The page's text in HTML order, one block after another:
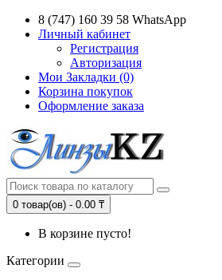
8 (747) 160 39 58 WhatsApp
Личный кабинет
Регистрация
Авторизация
Мои Закладки (0)
Корзина покупок
Оформление заказа
0 товар(ов) - 0.00 ₸
В корзине пусто!
Категории